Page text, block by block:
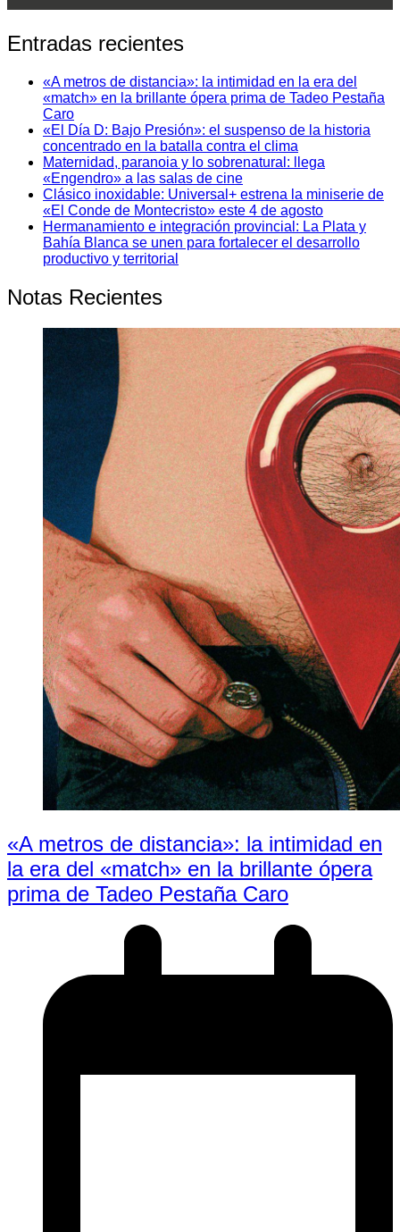
Entradas recientes
«A metros de distancia»: la intimidad en la era del
«match» en la brillante ópera prima de Tadeo Pestaña
Caro
«El Día D: Bajo Presión»: el suspenso de la historia
concentrado en la batalla contra el clima
Maternidad, paranoia y lo sobrenatural: llega
«Engendro» a las salas de cine
Clásico inoxidable: Universal+ estrena la miniserie de
«El Conde de Montecristo» este 4 de agosto
Hermanamiento e integración provincial: La Plata y
Bahía Blanca se unen para fortalecer el desarrollo
productivo y territorial
Notas Recientes
«A metros de distancia»: la intimidad en
la era del «match» en la brillante ópera
prima de Tadeo Pestaña Caro